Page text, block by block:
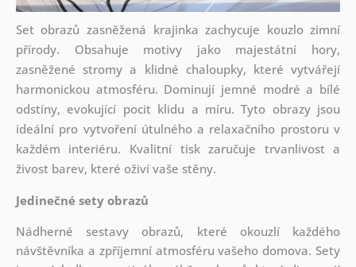
Set obrazů zasněžená krajinka zachycuje kouzlo zimní
přírody. Obsahuje motivy jako majestátní hory,
zasněžené stromy a klidné chaloupky, které vytvářejí
harmonickou atmosféru. Dominují jemné modré a bílé
odstíny, evokující pocit klidu a míru. Tyto obrazy jsou
ideální pro vytvoření útulného a relaxačního prostoru v
každém interiéru. Kvalitní tisk zaručuje trvanlivost a
živost barev, které oživí vaše stěny.
Jedinečné sety obrazů
Nádherné sestavy obrazů, které okouzlí každého
návštěvníka a zpříjemní atmosféru vašeho domova. Sety